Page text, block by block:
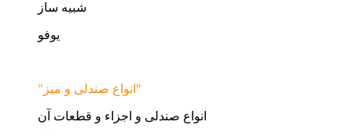
شبیه ساز
یوفو
"انواع صندلی و میز"
انواع صندلی و اجزاء و قطعات آن